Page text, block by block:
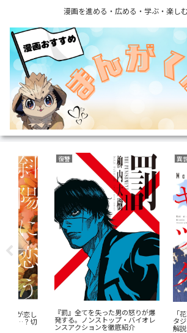
漫画を進める・広める・学ぶ・楽し
「花言葉」と連携する転生ファン
タジー：『君に贈るキヅタ』完全
解説
サバイバルホ
『群脳教室』
教室が脳だら
を今すぐ読む